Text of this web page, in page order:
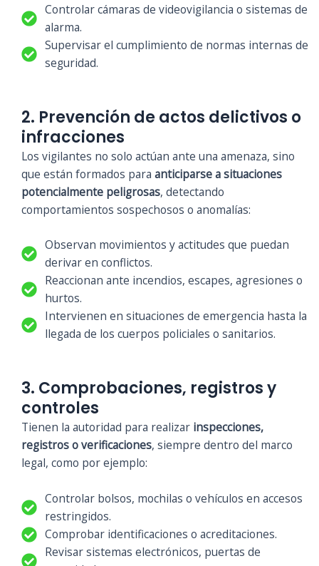
Controlar cámaras de videovigilancia o sistemas de
alarma.
Supervisar el cumplimiento de normas internas de
seguridad.
2. Prevención de actos delictivos o
infracciones
Los vigilantes no solo actúan ante una amenaza, sino
que están formados para anticiparse a situaciones
potencialmente peligrosas, detectando
comportamientos sospechosos o anomalías:
Observan movimientos y actitudes que puedan
derivar en conflictos.
Reaccionan ante incendios, escapes, agresiones o
hurtos.
Intervienen en situaciones de emergencia hasta la
llegada de los cuerpos policiales o sanitarios.
3. Comprobaciones, registros y
controles
Tienen la autoridad para realizar inspecciones,
registros o verificaciones, siempre dentro del marco
legal, como por ejemplo:
Controlar bolsos, mochilas o vehículos en accesos
restringidos.
Comprobar identificaciones o acreditaciones.
Revisar sistemas electrónicos, puertas de